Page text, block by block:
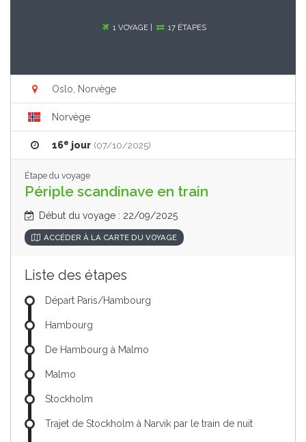
1 VOYAGE | 17 ÉTAPES
Oslo, Norvège
Norvège
16e jour (07/10/2025)
Étape du voyage
Périple scandinave en train
Début du voyage : 22/09/2025
ACCÉDER À LA CARTE DU VOYAGE
Liste des étapes
Départ Paris/Hambourg
Hambourg
De Hambourg à Malmo
Malmo
Stockholm
Trajet de Stockholm à Narvik par le train de nuit